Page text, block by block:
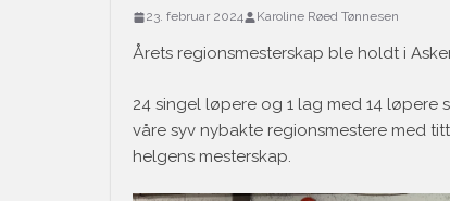
23. februar 2024 Karoline Røed Tønnesen
Årets regionsmesterskap ble holdt i
24 singel løpere og 1 lag med 14 løpere
våre syv nybakte regionsmestere med
helgens mesterskap.